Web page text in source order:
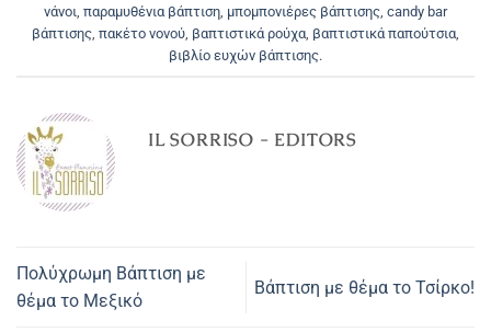
νάνοι, παραμυθένια βάπτιση, μπομπονιέρες βάπτισης, candy bar
βάπτισης, πακέτο νονού, βαπτιστικά ρούχα, βαπτιστικά παπούτσια,
βιβλίο ευχών βάπτισης.
IL SORRISO - EDITORS
Πολύχρωμη Βάπτιση με
θέμα το Μεξικό
Βάπτιση με θέμα το Τσίρκο!